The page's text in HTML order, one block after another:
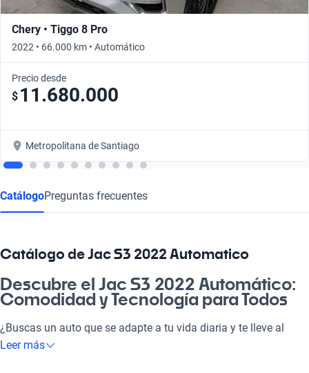
Chery • Tiggo 8 Pro
2022 • 66.000 km • Automático
Precio desde
$ 11.680.000
Metropolitana de Santiago
CatálogoPreguntas frecuentes
Catálogo de Jac S3 2022 Automatico
Descubre el Jac S3 2022 Automático:
Comodidad y Tecnología para Todos
¿Buscas un auto que se adapte a tu vida diaria y te lleve al
siguiente nivel? El Jac S3 2022 Automático es la elección
Leer más